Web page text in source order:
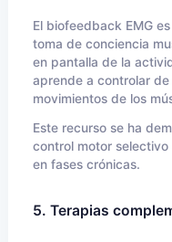
El biofeedback EMG
toma de conciencia
en pantalla de la
aprende a controlar
movimientos de los
Este recurso se ha
control motor
en fases crónicas.
5. Terapias